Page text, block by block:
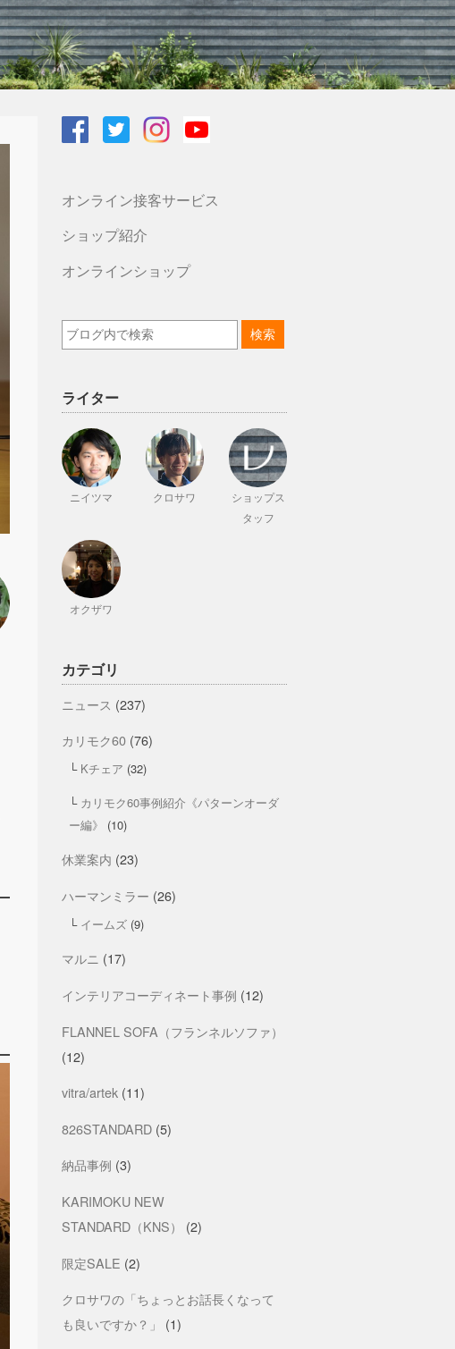
オンライン接客サービス
ショップ紹介
オンラインショップ
ライター
ニイツマ クロサワ
ショップス
タッフ
オクザワ
カテゴリ
ニュース (237)
カリモク60 (76)
Kチェア (32)
カリモク60事例紹介《パターンオーダ
ー編》
(10)
休業案内 (23)
ハーマンミラー (26)
イームズ(9)
マルニ (17)
インテリアコーディネート事例 (12)
FLANNEL SOFA（フランネルソファ）
(12)
vitra/artek (11)
826STANDARD (5)
納品事例 (3)
KARIMOKU NEW
STANDARD（KNS）
(2)
限定SALE (2)
クロサワの「ちょっとお話長くなって
も良いですか？」
(1)